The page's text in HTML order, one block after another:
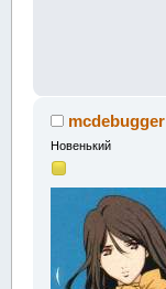
mcdebugger
Новенький